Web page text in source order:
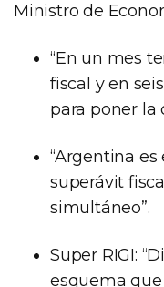
Ministro de
“En un mes
fiscal y en
para poner la
“Argentina
superávit
simultáneo”.
Super RIGI:
esquema